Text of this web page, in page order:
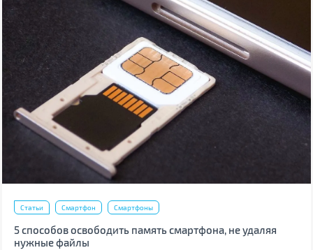
Статьи Смартфон Смартфоны
5 способов освободить память смартфона, не удаляя
нужные файлы